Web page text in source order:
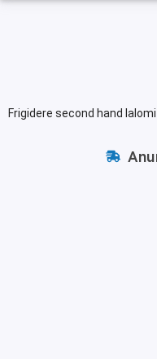
Frigidere second hand